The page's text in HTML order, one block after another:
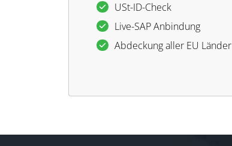
USt-ID-Check
Live-SAP Anbindung
Abdeckung aller EU Länder